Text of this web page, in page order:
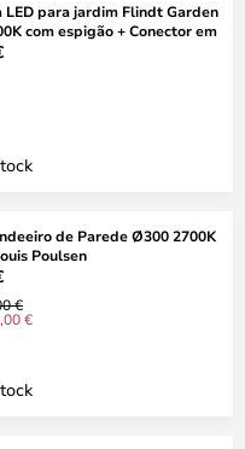
LED para jardim Flindt Garden
com espigão + Conector em
de Parede Ø300 2700K
Poulsen
€
€